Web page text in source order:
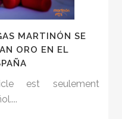
MARTINÓN SE
ORO EN EL
est seulement